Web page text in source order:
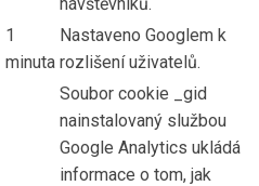
1
minuta
Nastaveno Googlem k
rozlišení uživatelů.
Soubor cookie _gid
nainstalovaný službou
Google Analytics ukládá
informace o tom, jak